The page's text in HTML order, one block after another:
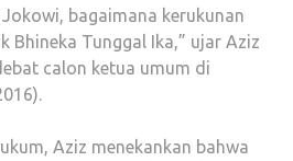
bagaimana kerukunan
Bhineka Tunggal Ika,” ujar Aziz
calon ketua umum di
Aziz menekankan bahwa